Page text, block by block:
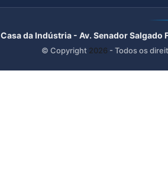
Casa da Indústria - Av. Senador
© Copyright 2026 - Todos os